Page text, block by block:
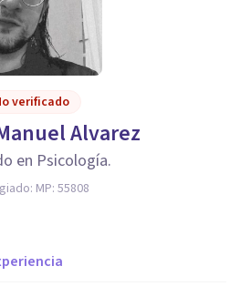
verificado
Alvarez
en Psicología.
MP: 55808